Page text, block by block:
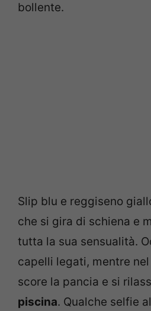
bollente.
Slip blu e reggiseno
che si gira di schiena e
tutta la sua sensualità.
capelli legati, mentre
score la pancia e si
piscina. Qualche selfie